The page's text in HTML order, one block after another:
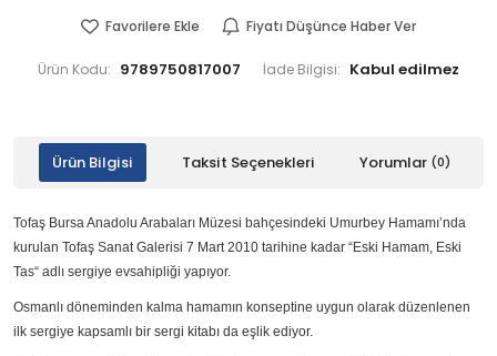
Favorilere Ekle Fiyatı Düşünce Haber Ver
Ürün Kodu: 9789750817007 İade Bilgisi:
Ürün Bilgisi Taksit Seçenekleri Yorumlar (0)
Tofaş Bursa Anadolu Arabaları Müzesi bahçesindeki Umurbey Hamamı’nda
kurulan Tofaş Sanat Galerisi 7 Mart 2010 tarihine kadar “Eski Hamam, Eski
Tas“ adlı sergiye evsahipliği yapıyor.
Osmanlı döneminden kalma hamamın konseptine uygun olarak düzenlenen
ilk sergiye kapsamlı bir sergi kitabı da eşlik ediyor.